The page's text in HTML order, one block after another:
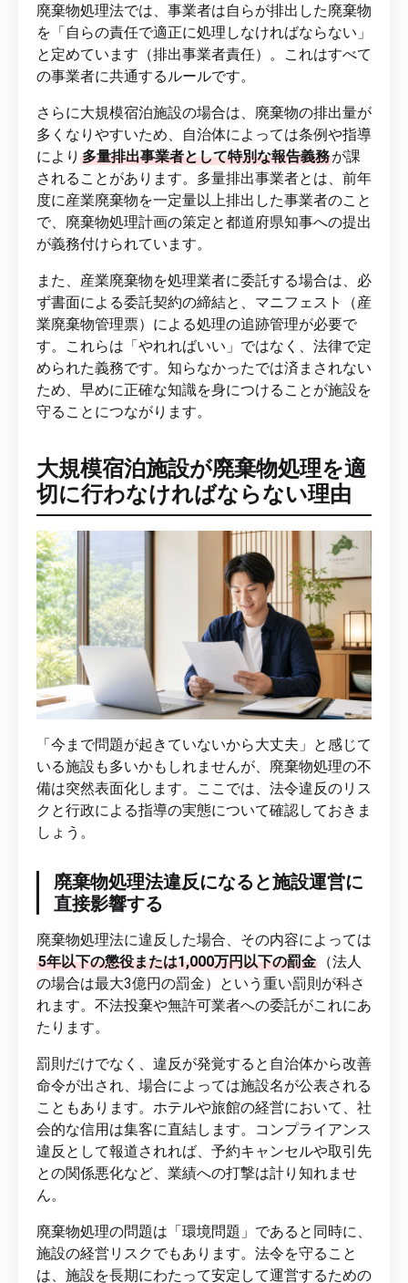
廃棄物処理法では、事業者は自らが排出した廃棄物
を「自らの責任で適正に処理しなければならない」
と定めています（排出事業者責任）。これはすべて
の事業者に共通するルールです。
さらに大規模宿泊施設の場合は、廃棄物の排出量が
多くなりやすいため、自治体によっては条例や指導
により 多量排出事業者として特別な報告義務が課
されることがあります。多量排出事業者とは、前年
度に産業廃棄物を一定量以上排出した事業者のこと
で、廃棄物処理計画の策定と都道府県知事への提出
が義務付けられています。
また、産業廃棄物を処理業者に委託する場合は、必
ず書面による委託契約の締結と、マニフェスト（産
業廃棄物管理票）による処理の追跡管理が必要で
す。これらは「やれればいい」ではなく、法律で定
められた義務です。知らなかったでは済まされない
ため、早めに正確な知識を身につけることが施設を
守ることにつながります。
大規模宿泊施設が廃棄物処理を適
切に行わなければならない理由
「今まで問題が起きていないから大丈夫」と感じて
いる施設も多いかもしれませんが、廃棄物処理の不
備は突然表面化します。ここでは、法令違反のリス
クと行政による指導の実態について確認しておきま
しょう。
廃棄物処理法違反になると施設運営に
直接影響する
廃棄物処理法に違反した場合、その内容によっては
5年以下の懲役または1,000万円以下の罰金
（法人
の場合は最大3億円の罰金）という重い罰則が科さ
れます。不法投棄や無許可業者への委託がこれにあ
たります。
罰則だけでなく、違反が発覚すると自治体から改善
命令が出され、場合によっては施設名が公表される
こともあります。ホテルや旅館の経営において、社
会的な信用は集客に直結します。コンプライアンス
違反として報道されれば、予約キャンセルや取引先
との関係悪化など、業績への打撃は計り知れませ
ん。
廃棄物処理の問題は「環境問題」であると同時に、
施設の経営リスクでもあります。法令を守ること
は、施設を長期にわたって安定して運営するための